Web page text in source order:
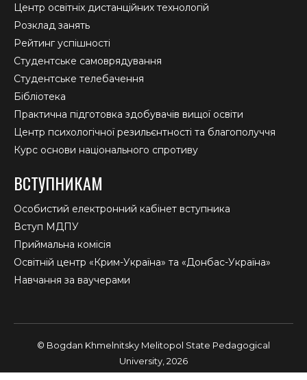
Центр освітніх дистанційних технологій
Розклад занять
Рейтинг успішності
Студентське самоврядування
Студентське телебачення
Бібліотека
Практична підготовка здобувачів вищої освіти
Центр психологічної резильєнтності та благополуччя
Курс основи національного спротиву
ВСТУПНИКАМ
Особистий електронний кабінет вступника
Вступ МДПУ
Приймальна комісія
Освітній центр «Крим-Україна» та «Донбас-Україна»
Навчання за ваучерами
© Bogdan Khmelnitsky Melitopol State Pedagogical
University, 2026